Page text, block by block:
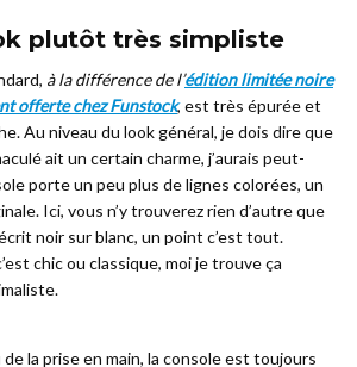
plutôt très simpliste
à la différence de l’édition limitée noire
offerte chez Funstock, est très épurée et
Au niveau du look général, je dois dire que
ait un certain charme, j’aurais peut-
porte un peu plus de lignes colorées, un
Ici, vous n’y trouverez rien d’autre que
noir sur blanc, un point c’est tout.
chic ou classique, moi je trouve ça
la prise en main, la console est toujours